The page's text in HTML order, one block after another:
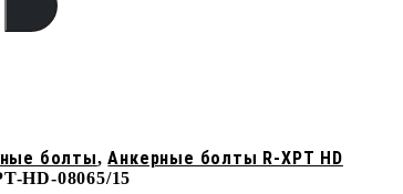
болты,Анкерные болты R-XPT HD
HD-08065/15